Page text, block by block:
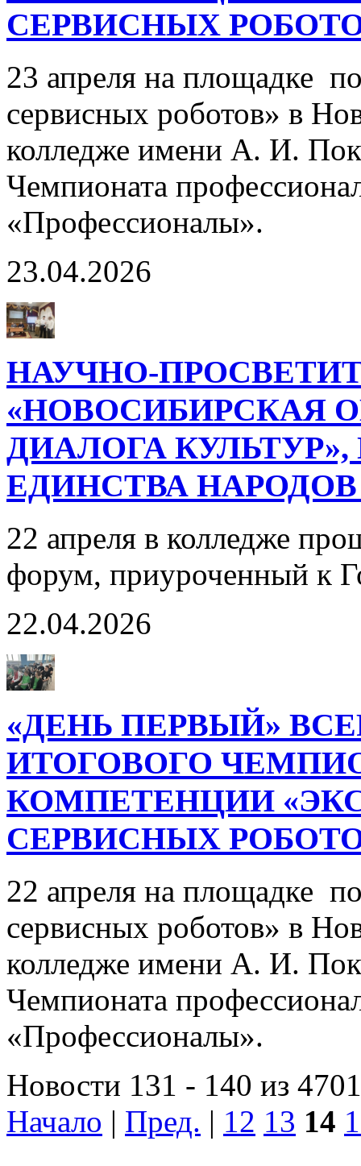
СЕРВИСНЫХ
23 апреля на площадке
сервисных роботов» в
колледже имени А. И.
Чемпионата
«Профессионалы».
23.04.2026
НАУЧНО-
«НОВОСИБИРСКАЯ
ДИАЛОГА
ЕДИНСТВА
22 апреля в колледже
форум, приуроченный к
22.04.2026
«ДЕНЬ ПЕРВЫЙ»
ИТОГОВОГО
КОМПЕТЕНЦИИ
СЕРВИСНЫХ
22 апреля на площадке
сервисных роботов» в
колледже имени А. И.
Чемпионата
«Профессионалы».
Новости 131 - 140 из 4701
Начало | Пред. | 12 13 14